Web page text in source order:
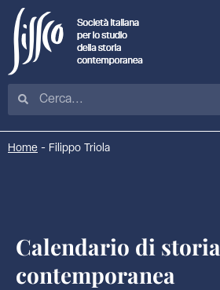
Home - Filippo Triola
Calendario di storia
contemporanea